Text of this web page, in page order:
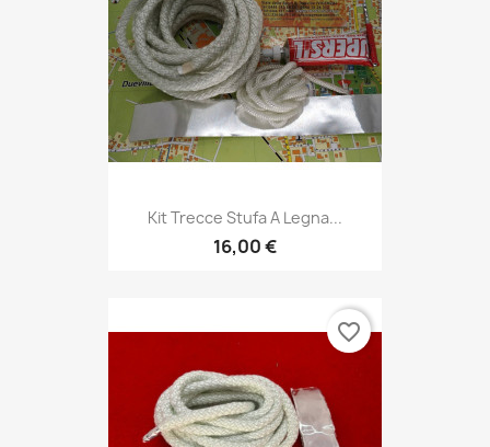
Kit Trecce Stufa A Legna...
16,00 €
favorite_border